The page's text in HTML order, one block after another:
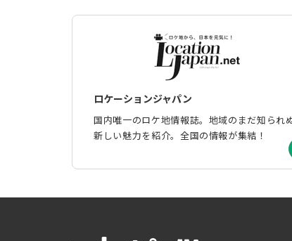
ロケーションジャパン
国内唯一のロケ地情報誌。地域のまだ知られ
新しい魅力を紹介。全国の情報が集結！